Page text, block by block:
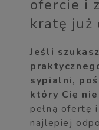
ofercie i
kratę już
Jeśli
sypialni,
który Cię
pełną ofertę
najlepiej